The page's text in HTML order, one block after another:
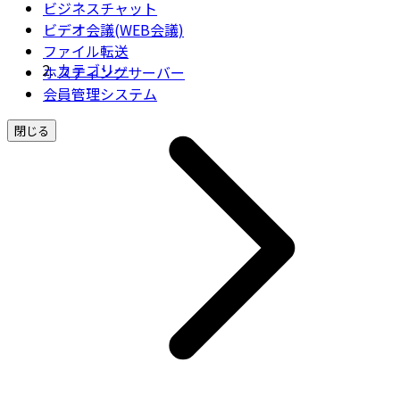
ビジネスチャット
ビデオ会議(WEB会議)
ファイル転送
ホスティングサーバー
会員管理システム
閉じる
カテゴリー